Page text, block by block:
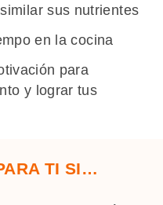
sus nutrientes
en la cocina
para
y lograr tus
TI SI…